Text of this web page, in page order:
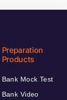
Preparation
Products
Bank Mock Test
Bank Video